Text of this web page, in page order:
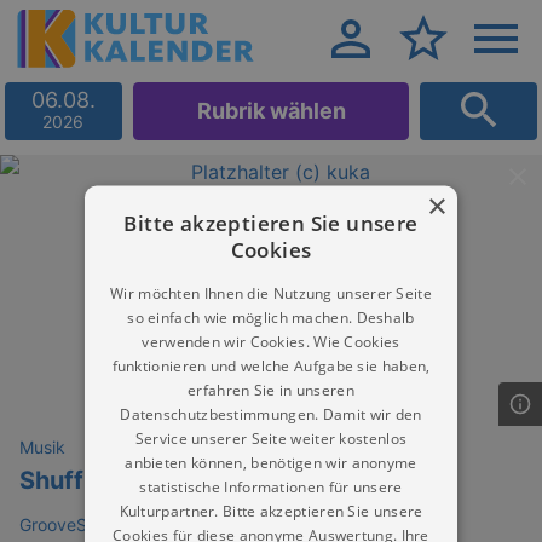
06.08.
2026 Rubrik wählen
Musik
Shuffle your feet
GrooveStation
×
Bitte akzeptieren Sie unsere
Cookies
Wir möchten Ihnen die Nutzung unserer Seite
so einfach wie möglich machen. Deshalb
verwenden wir Cookies. Wie Cookies
funktionieren und welche Aufgabe sie haben,
erfahren Sie in unseren
Datenschutzbestimmungen. Damit wir den
Service unserer Seite weiter kostenlos
anbieten können, benötigen wir anonyme
statistische Informationen für unsere
Kulturpartner. Bitte akzeptieren Sie unsere
Cookies für diese anonyme Auswertung. Ihre